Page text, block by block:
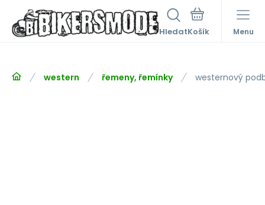
Hledat Menu
western řemeny, řemínky westernový